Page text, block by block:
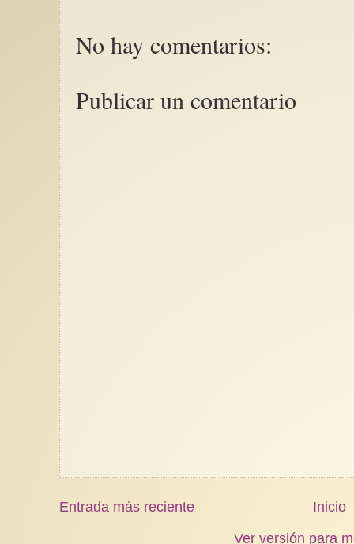
No hay comentarios:
Publicar un comentario
Entrada más reciente
Inicio
Ver versión para